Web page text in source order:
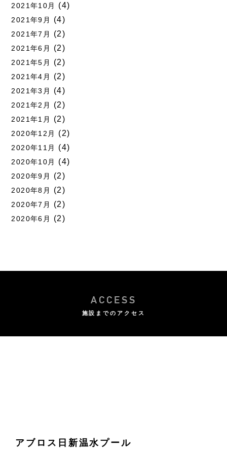
2021年10月 (4)
2021年9月 (4)
2021年7月 (2)
2021年6月 (2)
2021年5月 (2)
2021年4月 (2)
2021年3月 (4)
2021年2月 (2)
2021年1月 (2)
2020年12月 (2)
2020年11月 (4)
2020年10月 (4)
2020年9月 (2)
2020年8月 (2)
2020年7月 (2)
2020年6月 (2)
ACCESS
施設までのアクセス
アブロス日新温水プール